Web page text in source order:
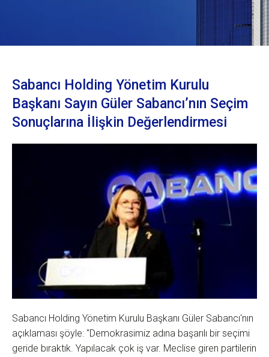
Sabancı Holding Yönetim Kurulu
Başkanı Sayın Güler Sabancı’nın Seçim
Sonuçlarına İlişkin Değerlendirmesi
Sabancı Holding Yönetim Kurulu Başkanı Güler Sabancı'nın
açıklaması şöyle: "Demokrasimiz adına başarılı bir seçimi
geride bıraktık. Yapılacak çok iş var. Meclise giren partilerin